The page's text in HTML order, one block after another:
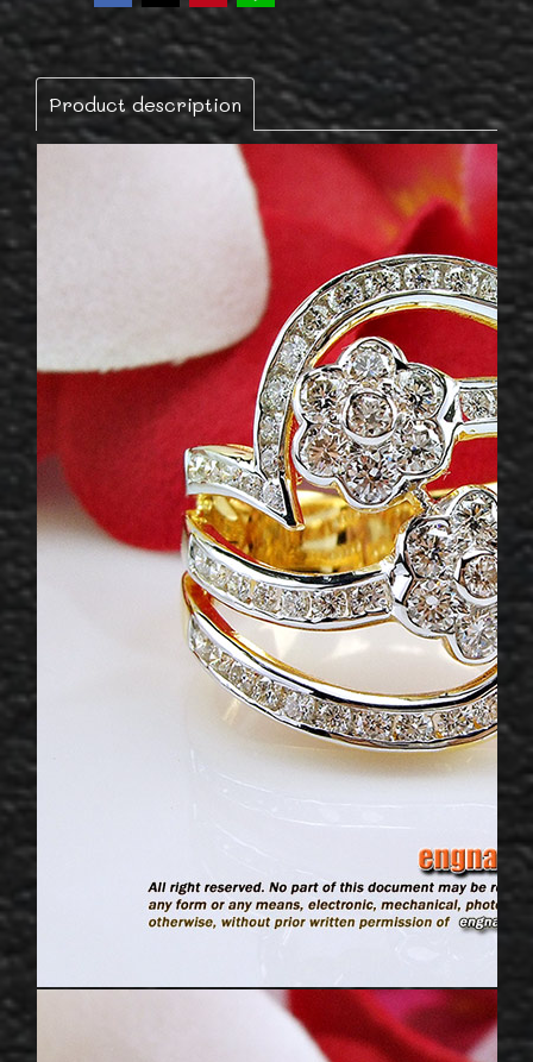
Product description